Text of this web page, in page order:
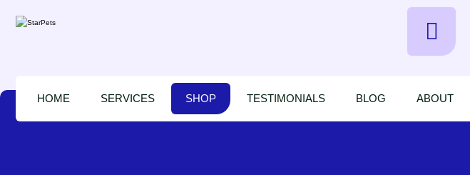
HOME SERVICES SHOP TESTIMONIALS BLOG ABOUT